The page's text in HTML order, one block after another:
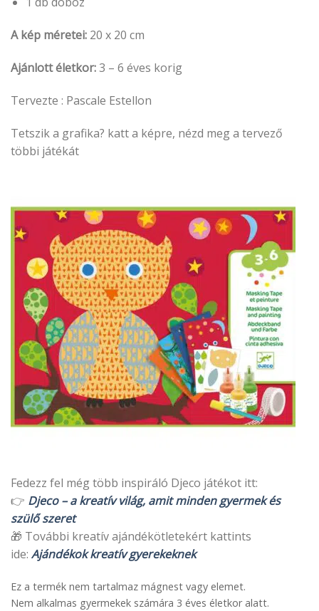
A kép méretei: 20 x 20 cm
Ajánlott életkor:3 – 6 éves korig
Tervezte : Pascale Estellon
Tetszik a grafika? katt a képre, nézd meg a tervező
többi játékát
Fedezz fel még több inspiráló Djeco játékot itt:
👉 Djeco – a kreatív világ, amit minden gyermek és
szülő szeret
🎁 További kreatív ajándékötletekért kattints
ide: Ajándékok kreatív gyerekeknek
Ez a termék nem tartalmaz mágnest vagy elemet.
Nem alkalmas gyermekek számára 3 éves életkor alatt.